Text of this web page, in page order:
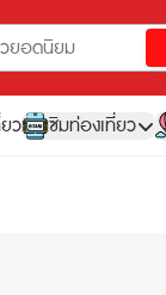
ว ซิมท่องเที่ยว